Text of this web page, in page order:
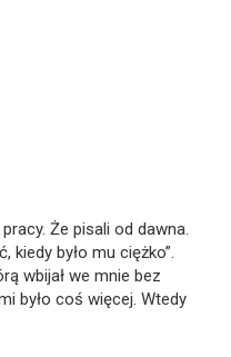
Że pisali od dawna.
kiedy było mu ciężko”.
wbijał we mnie bez
było coś więcej. Wtedy